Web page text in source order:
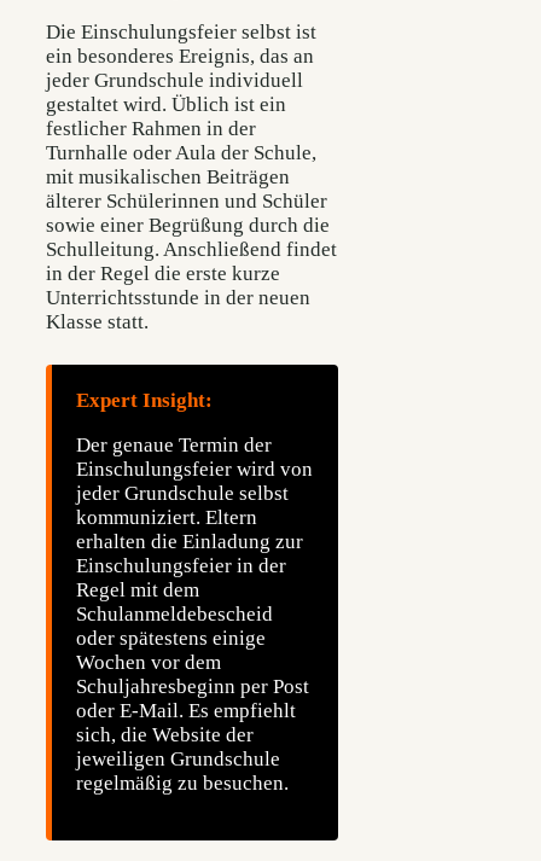
Die Einschulungsfeier selbst ist
ein besonderes Ereignis, das an
jeder Grundschule individuell
gestaltet wird. Üblich ist ein
festlicher Rahmen in der
Turnhalle oder Aula der Schule,
mit musikalischen Beiträgen
älterer Schülerinnen und Schüler
sowie einer Begrüßung durch die
Schulleitung. Anschließend findet
in der Regel die erste kurze
Unterrichtsstunde in der neuen
Klasse statt.
Expert Insight:
Der genaue Termin der
Einschulungsfeier wird von
jeder Grundschule selbst
kommuniziert. Eltern
erhalten die Einladung zur
Einschulungsfeier in der
Regel mit dem
Schulanmeldebescheid
oder spätestens einige
Wochen vor dem
Schuljahresbeginn per Post
oder E-Mail. Es empfiehlt
sich, die Website der
jeweiligen Grundschule
regelmäßig zu besuchen.